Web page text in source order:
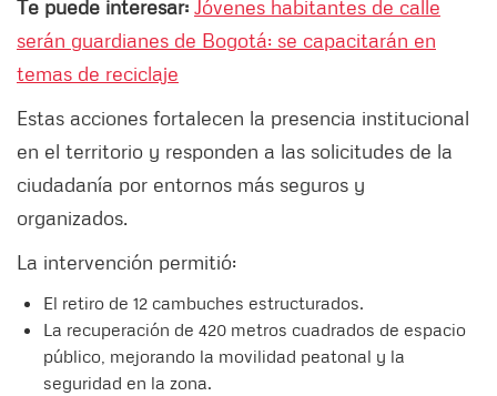
Te puede interesar: Jóvenes habitantes de calle
serán guardianes de Bogotá: se capacitarán en
temas de reciclaje
Estas acciones fortalecen la presencia institucional
en el territorio y responden a las solicitudes de la
ciudadanía por entornos más seguros y
organizados.
La intervención permitió:
El retiro de 12 cambuches estructurados.
La recuperación de 420 metros cuadrados de espacio
público, mejorando la movilidad peatonal y la
seguridad en la zona.